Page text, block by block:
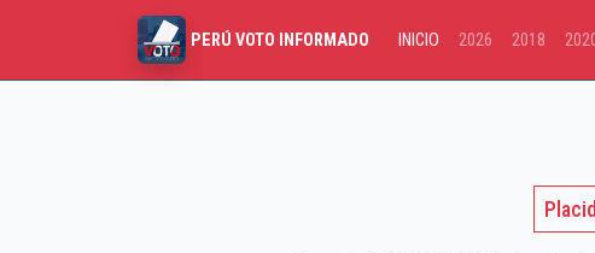
PERÚ VOTO INFORMADO INICIO 2026 2018